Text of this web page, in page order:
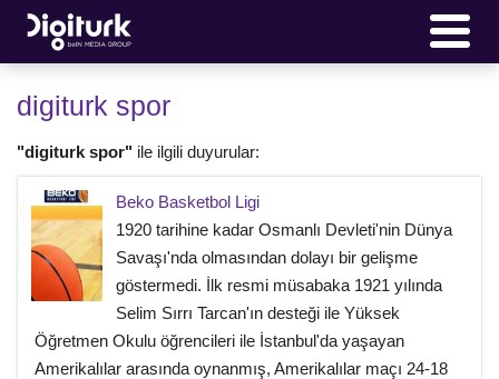
digiturk spor
"digiturk spor" ile ilgili duyurular:
Beko Basketbol Ligi
1920 tarihine kadar Osmanlı Devleti'nin Dünya
Savaşı'nda olmasından dolayı bir gelişme
göstermedi. İlk resmi müsabaka 1921 yılında
Selim Sırrı Tarcan'ın desteği ile Yüksek
Öğretmen Okulu öğrencileri ile İstanbul'da yaşayan
Amerikalılar arasında oynanmış, Amerikalılar maçı 24-18